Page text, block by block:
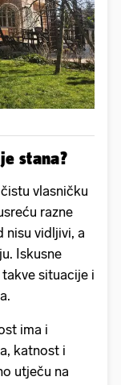
stana?
vlasničku
razne
nisu vidljivi, a
Iskusne
situacije i
ima i
katnost i
utječu na